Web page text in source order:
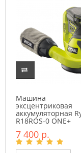
Машина
эксцентриковая
аккумуляторная
R18ROS-0 ONE+
7 400 р.